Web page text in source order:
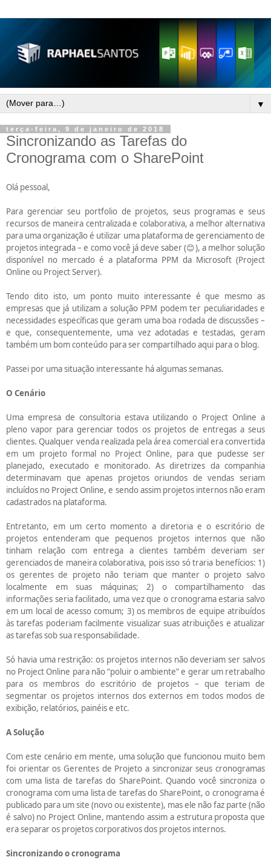
▼
terça-feira, 9 de janeiro de 2018
Sincronizando as Tarefas do
Cronograma com o SharePoint
Olá pessoal,
Para gerenciar seu portfolio de projetos, seus programas e seus
recursos de maneira centralizada e colaborativa, a melhor alternativa
para uma organização é utilizar uma plataforma de gerenciamento de
projetos integrada – e como você já deve saber (😊), a melhor solução
disponível no mercado é a plataforma PPM da Microsoft (Project
Online ou Project Server).
Tendo dito isto, um ponto muito interessante é que mesmo as
empresas que já utilizam a solução PPM podem ter peculiaridades e
necessidades específicas que geram uma boa rodada de discussões –
e que, consequentemente, uma vez adotadas e testadas, geram
também um bom conteúdo para ser compartilhado aqui para o blog.
Passei por uma situação interessante há algumas semanas.
O Cenário
Uma empresa de consultoria estava utilizando o Project Online a
pleno vapor para gerenciar todos os projetos de entregas a seus
clientes. Qualquer venda realizada pela área comercial era convertida
em um projeto formal no Project Online, para que pudesse ser
planejado, executado e monitorado. As diretrizes da companhia
determinavam que apenas projetos oriundos de vendas seriam
incluídos no Project Online, e sendo assim projetos internos não eram
cadastrados na plataforma.
Entretanto, em um certo momento a diretoria e o escritório de
projetos entenderam que pequenos projetos internos que não
tinham relação com entrega a clientes também deveriam ser
gerenciados de maneira colaborativa, pois isso só traria benefícios: 1)
os gerentes de projeto não teriam que manter o projeto salvo
localmente em suas máquinas; 2) o compartilhamento das
informações seria facilitado, uma vez que o cronograma estaria salvo
em um local de acesso comum; 3) os membros de equipe atribuídos
às tarefas poderiam facilmente visualizar suas atribuições e atualizar
as tarefas sob sua responsabilidade.
Só havia uma restrição: os projetos internos não deveriam ser salvos
no Project Online para não “poluir o ambiente” e gerar um retrabalho
para os membros do escritório de projetos – que teriam de
segmentar os projetos internos dos externos em todos modos de
exibição, relatórios, painéis e etc.
A Solução
Com este cenário em mente, uma solução que funcionou muito bem
foi orientar os Gerentes de Projeto a sincronizar seus cronogramas
com uma lista de tarefas do SharePoint. Quando você sincroniza o
cronograma com uma lista de tarefas do SharePoint, o cronograma é
publicado para um site (novo ou existente), mas ele não faz parte (não
é salvo) no Project Online, mantendo assim a estrutura proposta que
era separar os projetos corporativos dos projetos internos.
Sincronizando o cronograma